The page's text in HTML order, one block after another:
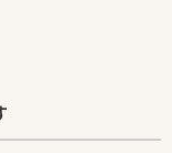
すいため、風通しが